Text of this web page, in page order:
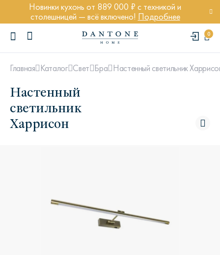
Новинки кухонь от 889 000 ₽ с техникой и
столешницей — всё включено! Подробнее
0
ПОПУЛЯРНЫЕ ЗАПРОСЫ
Главная Каталог Свет Бра Настенный светильник
Настенный
светильник
Харрисон